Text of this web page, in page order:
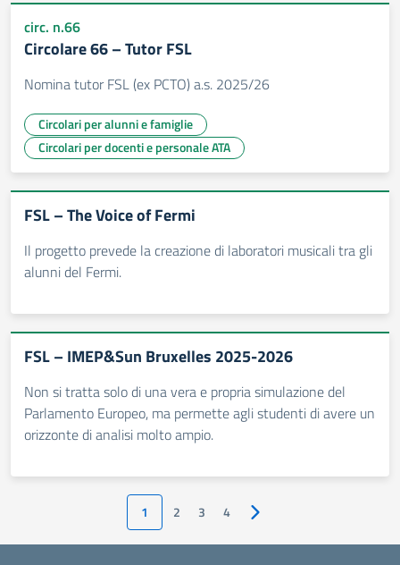
circ. n.66
Circolare 66 – Tutor FSL
Nomina tutor FSL (ex PCTO) a.s. 2025/26
Circolari per alunni e famiglie
Circolari per docenti e personale ATA
FSL – The Voice of Fermi
Il progetto prevede la creazione di laboratori musicali tra gli
alunni del Fermi.
FSL – IMEP&Sun Bruxelles 2025-2026
Non si tratta solo di una vera e propria simulazione del
Parlamento Europeo, ma permette agli studenti di avere un
orizzonte di analisi molto ampio.
1 2 3 4 Pagina successiva